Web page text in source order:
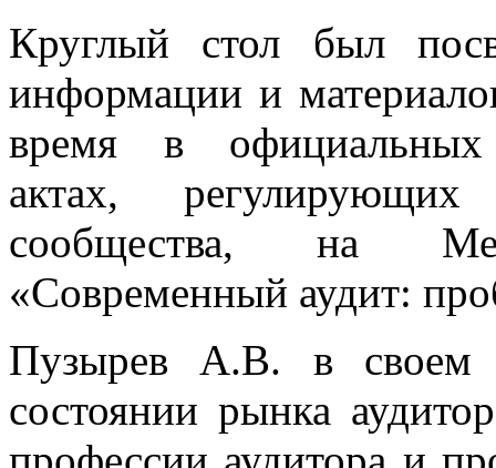
Круглый стол был
информации и
время в официальных
актах, регулирующих
сообщества, на
«Современный аудит:
Пузырев А.В. в своем
состоянии рынка